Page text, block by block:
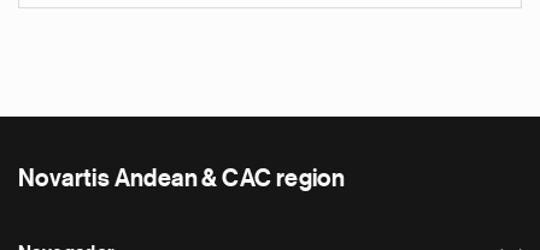
Novartis Andean & CAC region